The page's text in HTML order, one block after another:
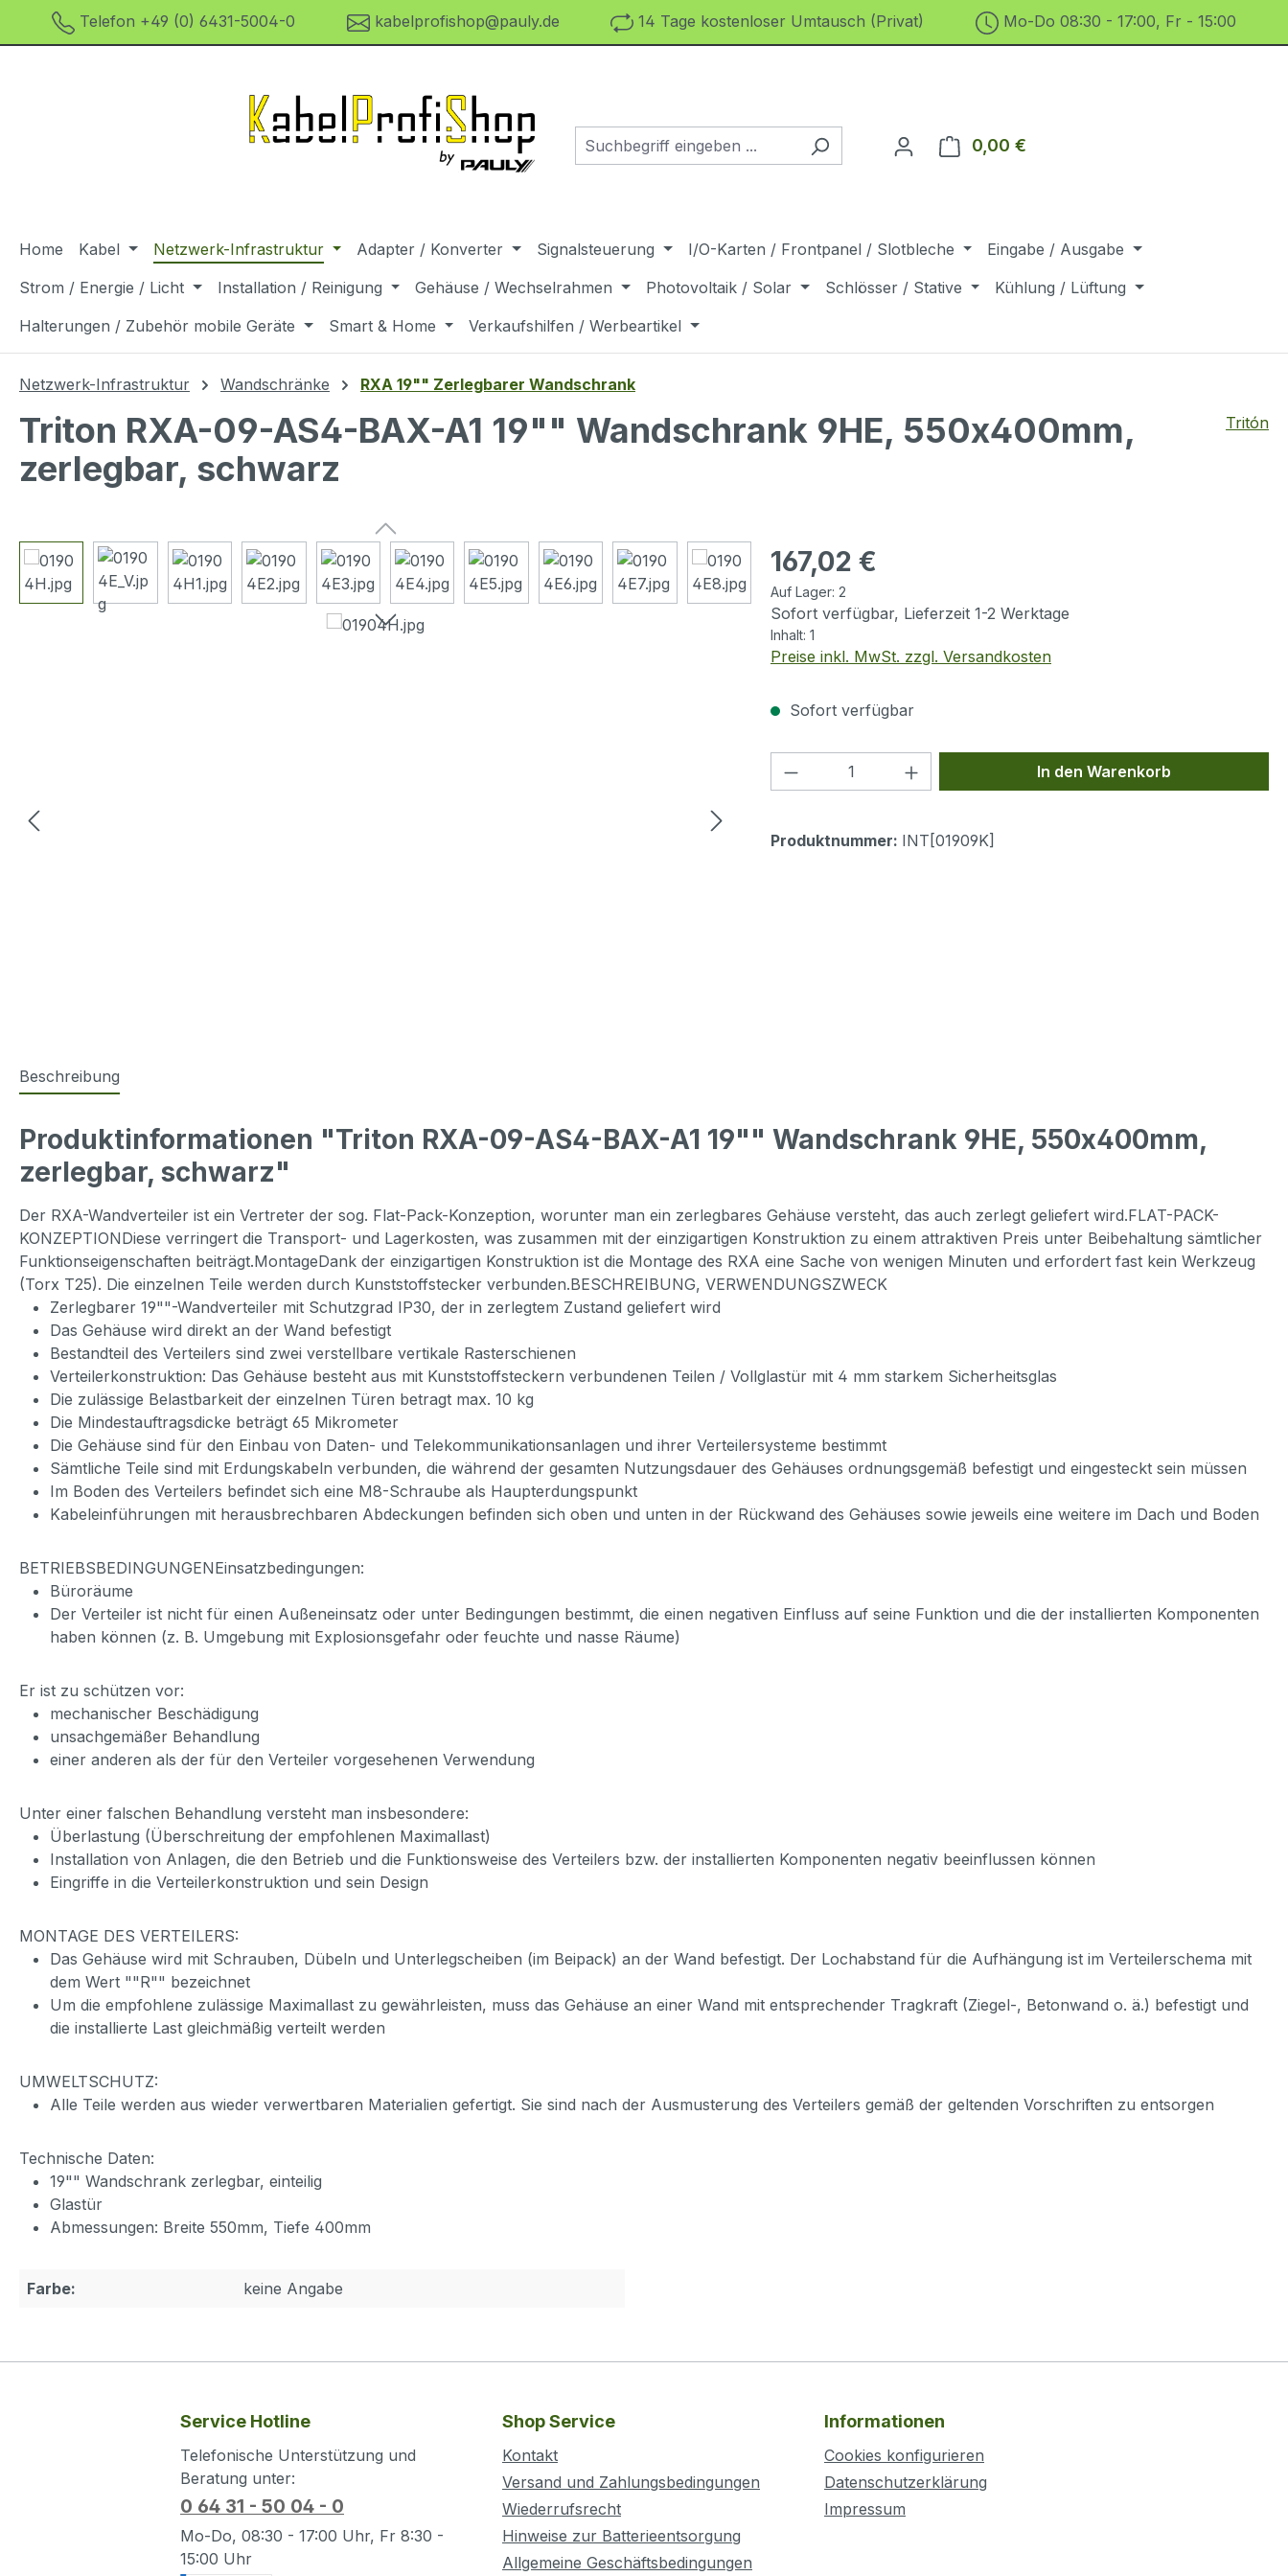
Hauptinhalt springen
Zur Suche springen
Zur Hauptnavigation springen
Telefon +49 (0) 6431-5004-0 kabelprofishop@pauly.de 14 Tage kostenloser Umtausch (Privat) Mo-Do 08:30 - 17:00, Fr - 15:00
0,00 €
Home Kabel Netzwerk-Infrastruktur Adapter / Konverter Signalsteuerung I/O-Karten / Frontpanel / Slotbleche
Eingabe / Ausgabe
Strom / Energie / Licht
Installation / Reinigung Gehäuse / Wechselrahmen Photovoltaik / Solar Schlösser / Stative
Kühlung / Lüftung
Halterungen / Zubehör mobile Geräte
Smart & Home Verkaufshilfen / Werbeartikel
Netzwerk-Infrastruktur Wandschränke RXA 19"" Zerlegbarer Wandschrank
Triton RXA-09-AS4-BAX-A1 19"" Wandschrank 9HE, 550x400mm,
zerlegbar, schwarz
Tritón
Bildergalerie überspringen Regulärer Preis:
167,02 €
Auf Lager: 2
Sofort verfügbar, Lieferzeit 1-2 Werktage
Inhalt: 1
Preise inkl. MwSt. zzgl. Versandkosten
Sofort verfügbar
Produkt Anzahl: Gib den gewünschten Wert
In den Warenkorb
Produktnummer: INT[01909K]
Beschreibung
Produktinformationen "Triton RXA-09-AS4-BAX-A1 19"" Wandschrank 9HE, 550x400mm,
zerlegbar, schwarz"
Der RXA-Wandverteiler ist ein Vertreter der sog. Flat-Pack-Konzeption, worunter man ein zerlegbares Gehäuse versteht, das auch zerlegt geliefert wird.FLAT-PACK-
KONZEPTIONDiese verringert die Transport- und Lagerkosten, was zusammen mit der einzigartigen Konstruktion zu einem attraktiven Preis unter Beibehaltung sämtlicher
Funktionseigenschaften beiträgt.MontageDank der einzigartigen Konstruktion ist die Montage des RXA eine Sache von wenigen Minuten und erfordert fast kein Werkzeug
(Torx T25). Die einzelnen Teile werden durch Kunststoffstecker verbunden.BESCHREIBUNG, VERWENDUNGSZWECK
Zerlegbarer 19""-Wandverteiler mit Schutzgrad IP30, der in zerlegtem Zustand geliefert wird
Das Gehäuse wird direkt an der Wand befestigt
Bestandteil des Verteilers sind zwei verstellbare vertikale Rasterschienen
Verteilerkonstruktion: Das Gehäuse besteht aus mit Kunststoffsteckern verbundenen Teilen / Vollglastür mit 4 mm starkem Sicherheitsglas
Die zulässige Belastbarkeit der einzelnen Türen betragt max. 10 kg
Die Mindestauftragsdicke beträgt 65 Mikrometer
Die Gehäuse sind für den Einbau von Daten- und Telekommunikationsanlagen und ihrer Verteilersysteme bestimmt
Sämtliche Teile sind mit Erdungskabeln verbunden, die während der gesamten Nutzungsdauer des Gehäuses ordnungsgemäß befestigt und eingesteckt sein müssen
Im Boden des Verteilers befindet sich eine M8-Schraube als Haupterdungspunkt
Kabeleinführungen mit herausbrechbaren Abdeckungen befinden sich oben und unten in der Rückwand des Gehäuses sowie jeweils eine weitere im Dach und Boden
BETRIEBSBEDINGUNGENEinsatzbedingungen:
Büroräume
Der Verteiler ist nicht für einen Außeneinsatz oder unter Bedingungen bestimmt, die einen negativen Einfluss auf seine Funktion und die der installierten Komponenten
haben können (z. B. Umgebung mit Explosionsgefahr oder feuchte und nasse Räume)
Er ist zu schützen vor:
mechanischer Beschädigung
unsachgemäßer Behandlung
einer anderen als der für den Verteiler vorgesehenen Verwendung
Unter einer falschen Behandlung versteht man insbesondere:
Überlastung (Überschreitung der empfohlenen Maximallast)
Installation von Anlagen, die den Betrieb und die Funktionsweise des Verteilers bzw. der installierten Komponenten negativ beeinflussen können
Eingriffe in die Verteilerkonstruktion und sein Design
MONTAGE DES VERTEILERS:
Das Gehäuse wird mit Schrauben, Dübeln und Unterlegscheiben (im Beipack) an der Wand befestigt. Der Lochabstand für die Aufhängung ist im Verteilerschema mit
dem Wert ""R"" bezeichnet
Um die empfohlene zulässige Maximallast zu gewährleisten, muss das Gehäuse an einer Wand mit entsprechender Tragkraft (Ziegel-, Betonwand o. ä.) befestigt und
die installierte Last gleichmäßig verteilt werden
UMWELTSCHUTZ:
Alle Teile werden aus wieder verwertbaren Materialien gefertigt. Sie sind nach der Ausmusterung des Verteilers gemäß der geltenden Vorschriften zu entsorgen
Technische Daten:
19"" Wandschrank zerlegbar, einteilig
Glastür
Abmessungen: Breite 550mm, Tiefe 400mm
Farbe: keine Angabe
Service Hotline
Telefonische Unterstützung und
Beratung unter:
0 64 31 - 50 04 - 0
Mo-Do, 08:30 - 17:00 Uhr, Fr 8:30 -
15:00 Uhr
Shop Service
Kontakt
Versand und Zahlungsbedingungen
Wiederrufsrecht
Hinweise zur Batterieentsorgung
Allgemeine Geschäftsbedingungen
Informationen
Cookies konfigurieren
Datenschutzerklärung
Impressum